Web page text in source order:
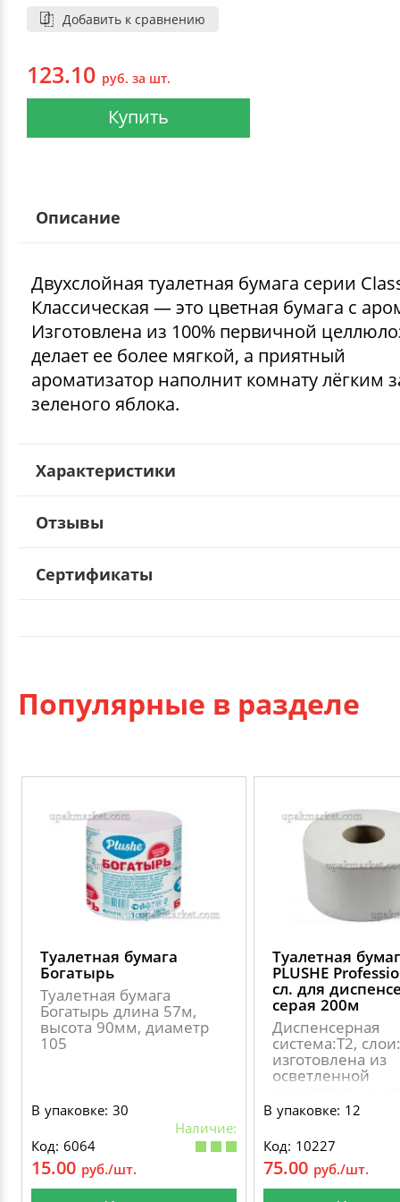
Добавить к сравнению
123.10 руб. за шт.
Купить
Описание
Двухслойная туалетная бумага серии
Классическая — это цветная бумага с
Изготовлена из 100% первичной
делает ее более мягкой, а приятный
ароматизатор наполнит комнату лёгким
зеленого яблока.
Характеристики
Отзывы
Сертификаты
Популярные в разделе
Туалетная бумага
Богатырь
Туалетная бумага
Богатырь длина 57м,
высота 90мм, диаметр
105
В упаковке: 30
Наличие:
Код: 6064
15.00 руб./шт.
Туалетная
PLUSHE
сл. для
серая 200м
Диспенсерная
система:Т2,
изготовлена из
осветленной
листа: 9 см
рулона: 200 м.,
втулки: 60 мм.,
рулона: 180 мм
В упаковке: 12
Код: 10227
75.00 руб./шт.